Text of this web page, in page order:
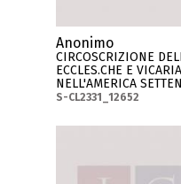
Anonimo
CIRCOSCRIZIONE
ECCLES.CHE E
NELL'AMERICA
S-CL2331_12652